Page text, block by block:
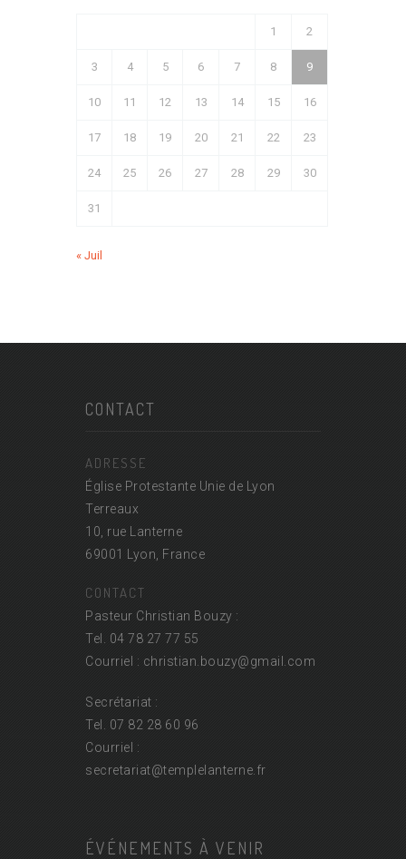
1 2
3 4 5 6 7 8 9
10 11 12 13 14 15 16
17 18 19 20 21 22 23
24 25 26 27 28 29 30
31
« Juil
CONTACT
ADRESSE
Église Protestante Unie de Lyon
Terreaux
10, rue Lanterne
69001 Lyon, France
CONTACT
Pasteur Christian Bouzy :
Tel. 04 78 27 77 55
Courriel : christian.bouzy@gmail.com
Secrétariat :
Tel. 07 82 28 60 96
Courriel :
secretariat@templelanterne.fr
ÉVÉNEMENTS À VENIR